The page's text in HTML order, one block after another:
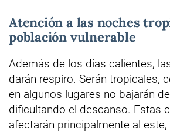
Atención a las noches
población vulnerable
Además de los días calientes,
darán respiro. Serán tropicales,
en algunos lugares no bajarán
dificultando el descanso. Estas
afectarán principalmente al